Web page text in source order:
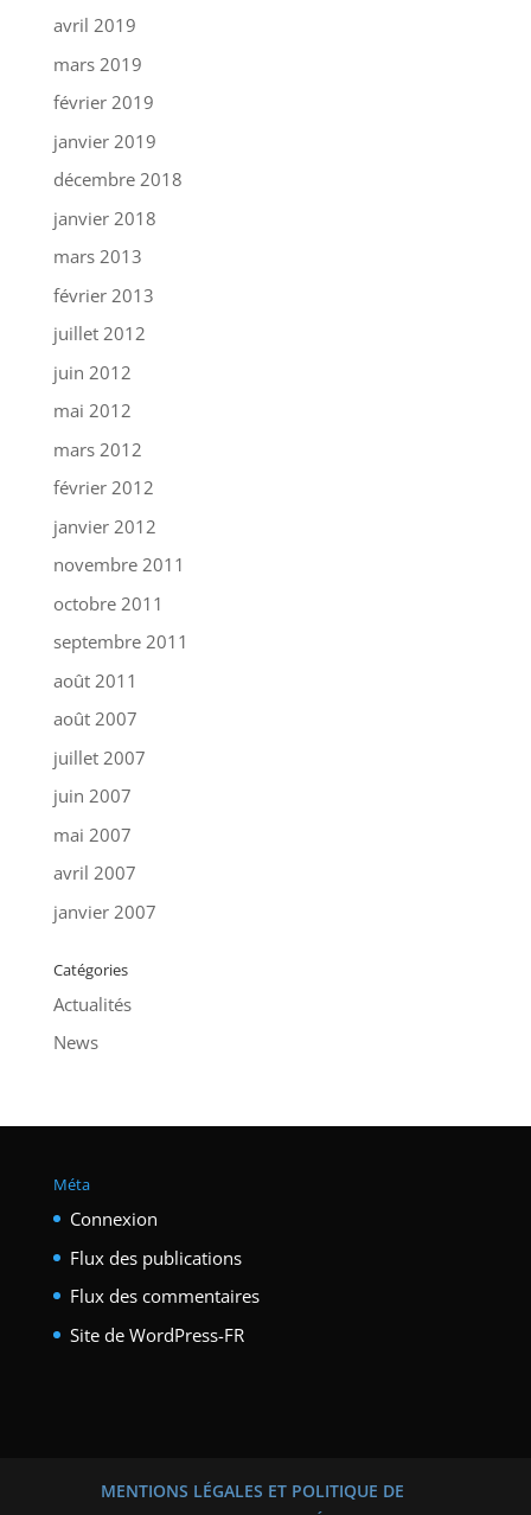
avril 2019
mars 2019
février 2019
janvier 2019
décembre 2018
janvier 2018
mars 2013
février 2013
juillet 2012
juin 2012
mai 2012
mars 2012
février 2012
janvier 2012
novembre 2011
octobre 2011
septembre 2011
août 2011
août 2007
juillet 2007
juin 2007
mai 2007
avril 2007
janvier 2007
Catégories
Actualités
News
Méta
Connexion
Flux des publications
Flux des commentaires
Site de WordPress-FR
MENTIONS LÉGALES ET POLITIQUE DE